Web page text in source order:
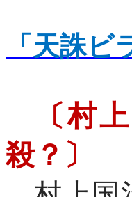
ブ
「天誅ビ
〔村
殺？〕